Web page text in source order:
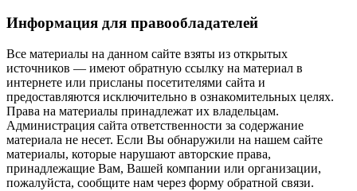
Информация для правообладателей
Все материалы на данном сайте взяты из открытых
источников — имеют обратную ссылку на материал в
интернете или присланы посетителями сайта и
предоставляются исключительно в ознакомительных целях.
Права на материалы принадлежат их владельцам.
Администрация сайта ответственности за содержание
материала не несет. Если Вы обнаружили на нашем сайте
материалы, которые нарушают авторские права,
принадлежащие Вам, Вашей компании или организации,
пожалуйста, сообщите нам через форму обратной связи.